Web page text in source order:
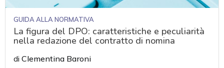
GUIDA ALLA NORMATIVA
La figura del DPO: caratteristiche e peculiarità
nella redazione del contratto di nomina
diClementina Baroni